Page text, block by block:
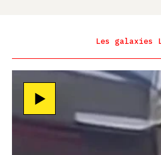
Les galaxies